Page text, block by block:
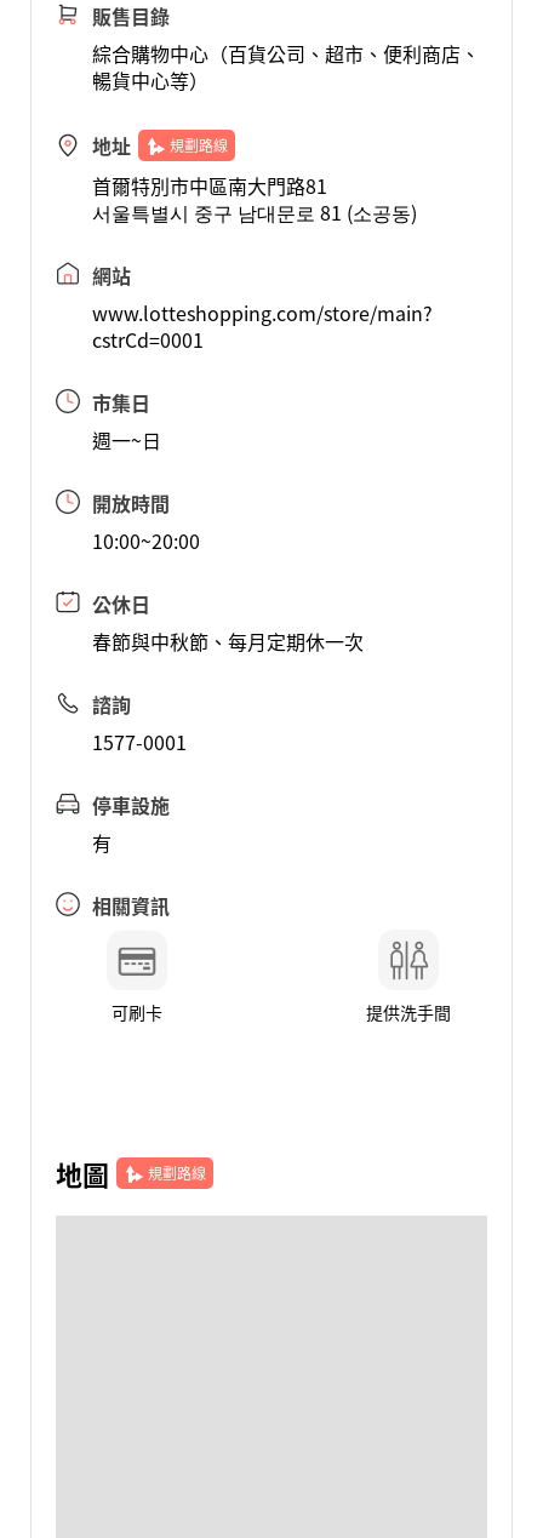
販售目錄
綜合購物中心（百貨公司、超市、便利商店、
暢貨中心等）
地址 規劃路線
首爾特別市中區南大門路81
서울특별시 중구 남대문로 81 (소공동)
網站
www.lotteshopping.com/store/main?
cstrCd=0001
市集日
週一~日
開放時間
10:00~20:00
公休日
春節與中秋節、每月定期休一次
諮詢
1577-0001
停車設施
有
相關資訊
可刷卡 提供洗手間
地圖 規劃路線